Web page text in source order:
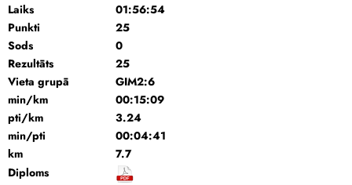
Laiks
01:56:54
Punkti
25
Sods
0
Rezultāts
25
Vieta grupā
GIM2:6
min/km
00:15:09
pti/km
3.24
min/pti
00:04:41
km
7.7
Diploms